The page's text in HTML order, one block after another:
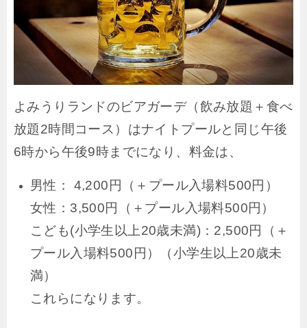
よみうりランドのビアガーデ（飲み放題＋食べ
放題2時間コース）はナイトプールと同じ午後
6時から午後9時までになり、料金は、
男性： 4,200円（＋プール入場料500円）
女性：3,500円（＋プール入場料500円）
こども(小学生以上20歳未満)：2,500円（＋
プール入場料500円）（小学生以上20歳未
満）
これらになります。